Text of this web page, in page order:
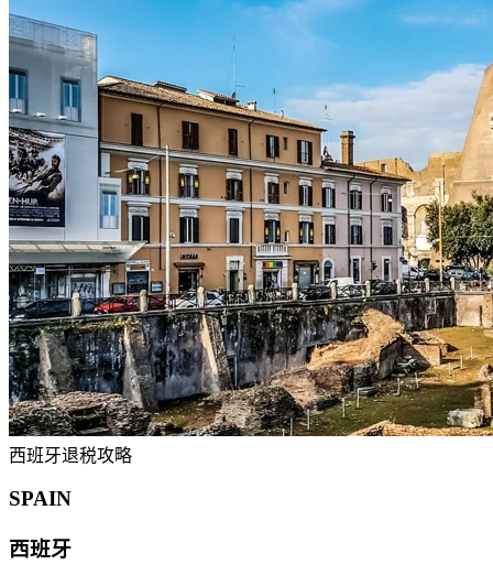
西班牙退税攻略
SPAIN
西班牙